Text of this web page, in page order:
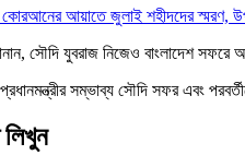
সৌদি যুবরাজ নিজেও বাংলাদেশ
প্রধানমন্ত্রীর সম্ভাব্য সৌদি সফর এবং